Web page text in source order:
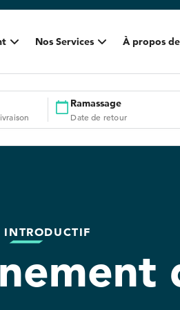
Nos Services À propos
Ramassage
Date de retour
INTRODUCTIF